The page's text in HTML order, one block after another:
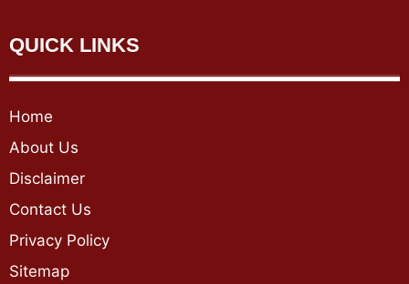
QUICK LINKS
Home
About Us
Disclaimer
Contact Us
Privacy Policy
Sitemap